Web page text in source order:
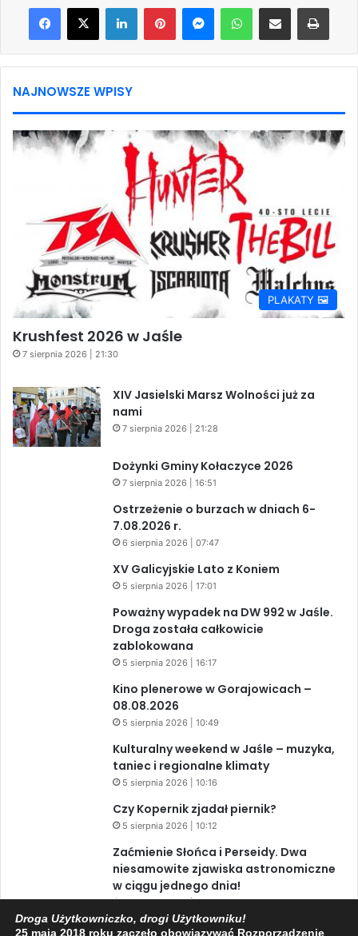
Facebook
X LinkedInPinterestMessengerWhatsAppShare via Email Print
NAJNOWSZE WPISY
PLAKATY 🖼️
Krushfest 2026 w Jaśle
7 sierpnia 2026 | 21:30
XIV Jasielski Marsz Wolności już za
nami
7 sierpnia 2026 | 21:28
Dożynki Gminy Kołaczyce 2026
7 sierpnia 2026 | 16:51
Ostrzeżenie o burzach w dniach 6-
7.08.2026 r.
6 sierpnia 2026 | 07:47
XV Galicyjskie Lato z Koniem
5 sierpnia 2026 | 17:01
Poważny wypadek na DW 992 w Jaśle.
Droga została całkowicie
zablokowana
5 sierpnia 2026 | 16:17
Kino plenerowe w Gorajowicach –
08.08.2026
5 sierpnia 2026 | 10:49
Kulturalny weekend w Jaśle – muzyka,
taniec i regionalne klimaty
5 sierpnia 2026 | 10:16
Czy Kopernik zjadał piernik?
5 sierpnia 2026 | 10:12
Zaćmienie Słońca i Perseidy. Dwa
niesamowite zjawiska astronomiczne
w ciągu jednego dnia!
3 sierpnia 2026 | 15:39
Droga Użytkowniczko, drogi Użytkowniku!
25 maja 2018 roku zaczęło obowiązywać Rozporządzenie